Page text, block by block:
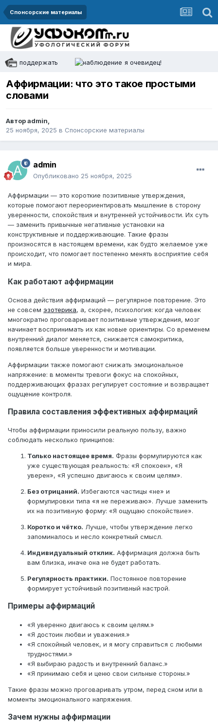
Спонсорские материалы
поддержать я очевидец!
Аффирмации: что это такое простыми
словами
Авторadmin,
25 ноября, 2025 в Спонсорские материалы
admin
Опубликовано 25 ноября, 2025
Аффирмации — это короткие позитивные утверждения,
которые помогают переориентировать мышление в сторону
уверенности, спокойствия и внутренней устойчивости. Их суть
— заменить привычные негативные установки на
конструктивные и поддерживающие. Такие фразы
произносятся в настоящем времени, как будто желаемое уже
происходит, что помогает постепенно менять восприятие себя
и мира.
Как работают аффирмации
Основа действия аффирмаций — регулярное повторение. Это
не совсем эзотерика, а, скорее, психология: когда человек
многократно проговаривает позитивные утверждения, мозг
начинает воспринимать их как новые ориентиры. Со временем
внутренний диалог меняется, снижается самокритика,
появляется больше уверенности и мотивации.
Аффирмации также помогают снижать эмоциональное
напряжение: в моменты тревоги фокус на спокойных,
поддерживающих фразах регулирует состояние и возвращает
ощущение контроля.
Правила составления эффективных аффирмаций
Чтобы аффирмации приносили реальную пользу, важно
соблюдать несколько принципов:
Только настоящее время. Фразы формулируются как
уже существующая реальность: «Я спокоен», «Я
уверен», «Я успешно двигаюсь к своим целям».
Без отрицаний. Избегаются частицы «не» и
формулировки типа «я не переживаю». Лучше заменить
их на позитивную форму: «Я ощущаю спокойствие».
Коротко и чётко. Лучше, чтобы утверждение легко
запоминалось и несло конкретный смысл.
Индивидуальный отклик. Аффирмация должна быть
вам близка, иначе она не будет работать.
Регулярность практики. Постоянное повторение
формирует устойчивый позитивный настрой.
Примеры аффирмаций
«Я уверенно двигаюсь к своим целям.»
«Я достоин любви и уважения.»
«Я спокойный человек, и я могу справиться с любыми
трудностями.»
«Я выбираю радость и внутренний баланс.»
«Я принимаю себя и ценю свои сильные стороны.»
Такие фразы можно проговаривать утром, перед сном или в
моменты эмоционального напряжения.
Зачем нужны аффирмации